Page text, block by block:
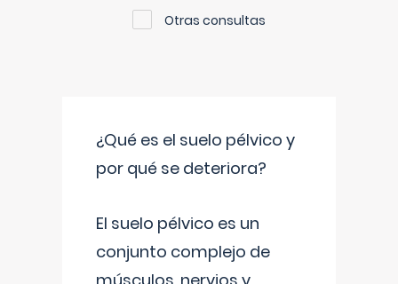
Otras consultas
¿Qué es el suelo pélvico y
por qué se deteriora?
El suelo pélvico es un
conjunto complejo de